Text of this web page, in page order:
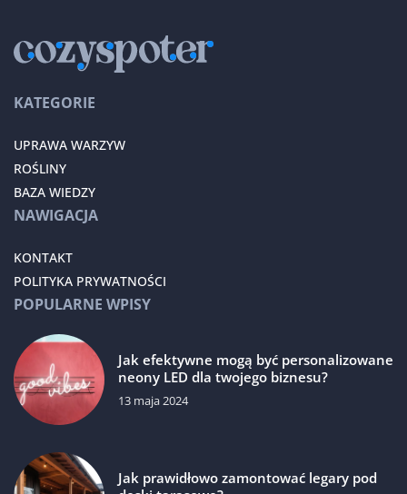
KATEGORIE
UPRAWA WARZYW
ROŚLINY
BAZA WIEDZY
NAWIGACJA
KONTAKT
POLITYKA PRYWATNOŚCI
POPULARNE WPISY
Jak efektywne mogą być personalizowane
neony LED dla twojego biznesu?
13 maja 2024
Jak prawidłowo zamontować legary pod